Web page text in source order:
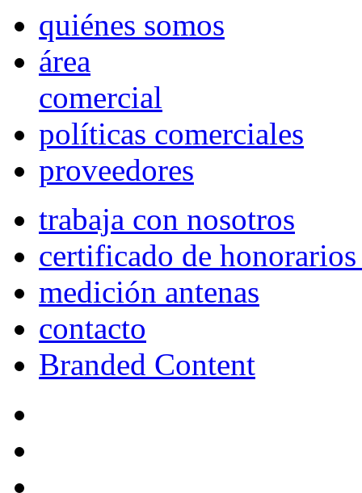
quiénes somos
área
comercial
políticas comerciales
proveedores
trabaja con nosotros
certificado de
medición antenas
contacto
Branded Content